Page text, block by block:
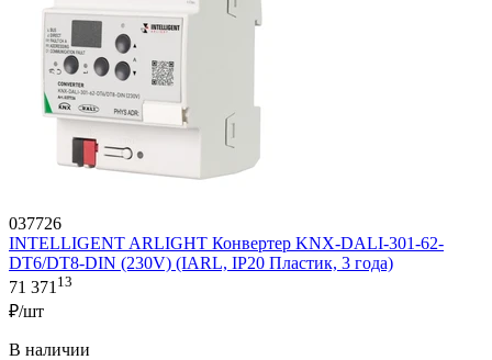
037726
INTELLIGENT ARLIGHT Конвертер KNX-DALI-301-62-
DT6/DT8-DIN (230V) (IARL, IP20 Пластик, 3 года)
71 37113
₽/шт
В наличии